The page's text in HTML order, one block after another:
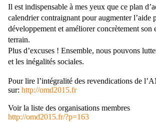
Il est indispensable à mes yeux que ce plan
calendrier contraignant pour augmenter l’aide
développement et améliorer concrètement son
terrain.
Plus d’excuses ! Ensemble, nous pouvons
et les inégalités sociales.
Pour lire l’intégralité des revendications de
sur: http://omd2015.fr
Voir la liste des organisations membres
http://omd2015.fr/?p=163